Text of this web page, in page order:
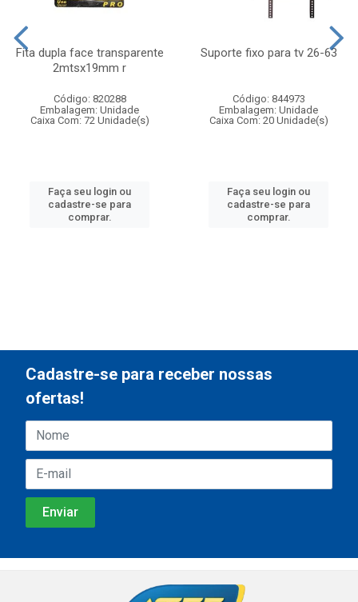
Fita dupla face transparente
2mtsx19mm r
Código: 820288
Embalagem: Unidade
Caixa Com: 72 Unidade(s)
Faça seu login ou
cadastre-se para
comprar.
Suporte fixo para tv 26-63
Código: 844973
Embalagem: Unidade
Caixa Com: 20 Unidade(s)
Faça seu login ou
cadastre-se para
comprar.
Cadastre-se para receber nossas
ofertas!